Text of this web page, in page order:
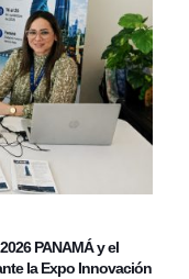
PANAMÁ y el
la Expo Innovación